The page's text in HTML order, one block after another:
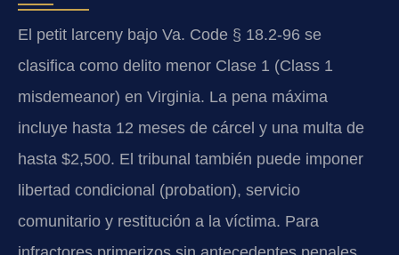
El petit larceny bajo Va. Code § 18.2-96 se
clasifica como delito menor Clase 1 (Class 1
misdemeanor) en Virginia. La pena máxima
incluye hasta 12 meses de cárcel y una multa de
hasta $2,500. El tribunal también puede imponer
libertad condicional (probation), servicio
comunitario y restitución a la víctima. Para